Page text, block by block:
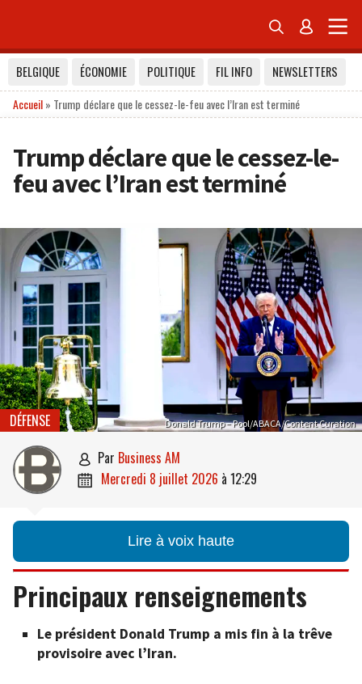
 
BELGIQUE ÉCONOMIE POLITIQUE FIL INFO
NEWSLETTERS
Accueil» Trump déclare que le cessez-le-feu avec l’Iran est terminé
Trump déclare que le cessez-le-
feu avec l’Iran est terminé
Donald Trump – Pool/ABACA/Content Curation
DÉFENSE
 par Business AM
 mercredi 8 juillet 2026 à 12:29
Lire à voix haute
Principaux renseignements
Le président Donald Trump a mis fin à la trêve
provisoire avec l’Iran.